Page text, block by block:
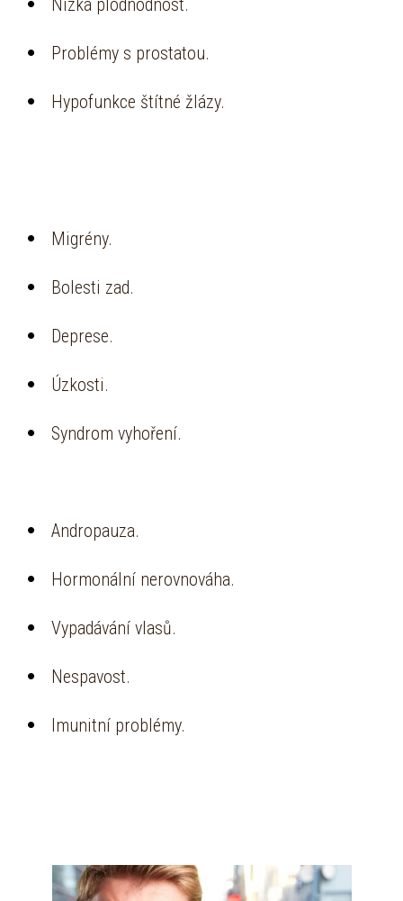
Nízká plodnodnost.
Problémy s prostatou.
Hypofunkce štítné žlázy.
Migrény.
Bolesti zad.
Deprese.
Úzkosti.
Syndrom vyhoření.
Andropauza.
Hormonální nerovnováha.
Vypadávání vlasů.
Nespavost.
Imunitní problémy.